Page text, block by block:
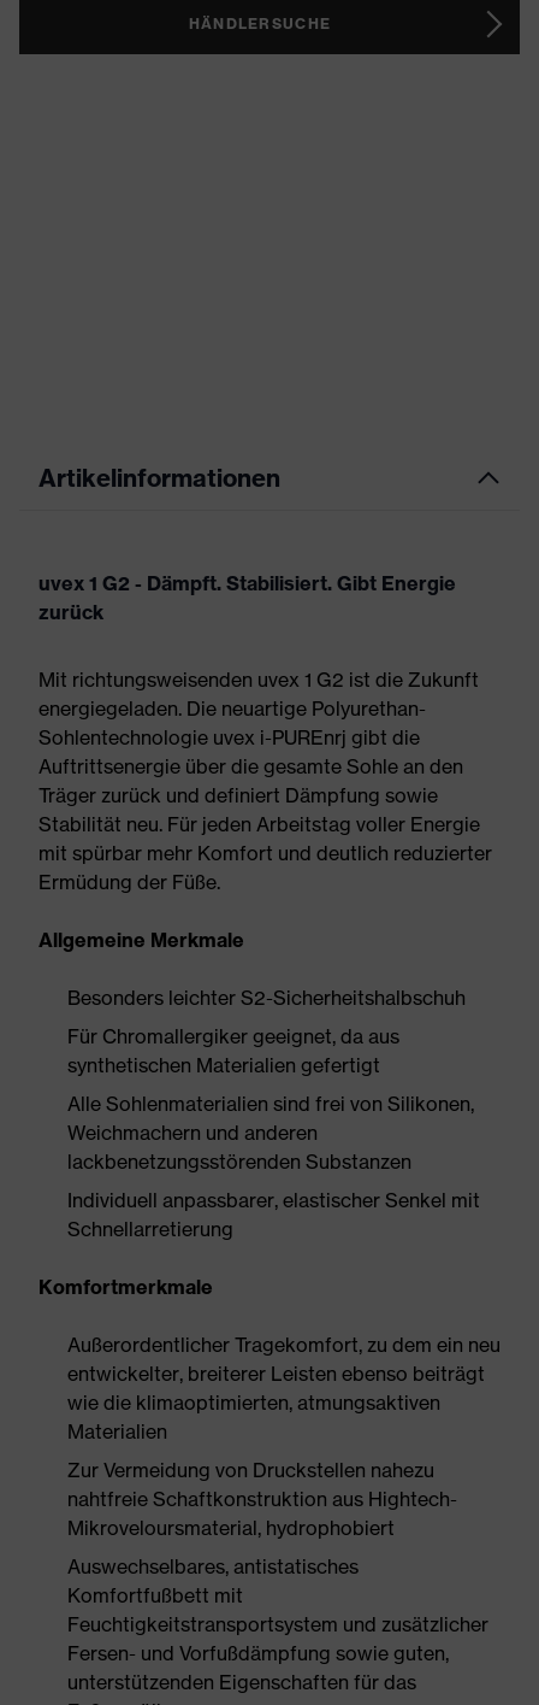
HÄNDLERSUCHE
Artikelinformationen
uvex 1 G2 - Dämpft. Stabilisiert. Gibt Energie
zurück
Mit richtungsweisenden uvex 1 G2 ist die Zukunft
energiegeladen. Die neuartige Polyurethan-
Sohlentechnologie uvex i-PUREnrj gibt die
Auftrittsenergie über die gesamte Sohle an den
Träger zurück und definiert Dämpfung sowie
Stabilität neu. Für jeden Arbeitstag voller Energie
mit spürbar mehr Komfort und deutlich reduzierter
Ermüdung der Füße.
Allgemeine Merkmale
Besonders leichter S2-Sicherheitshalbschuh
Für Chromallergiker geeignet, da aus
synthetischen Materialien gefertigt
Alle Sohlenmaterialien sind frei von Silikonen,
Weichmachern und anderen
lackbenetzungsstörenden Substanzen
Individuell anpassbarer, elastischer Senkel mit
Schnellarretierung
Komfortmerkmale
Außerordentlicher Tragekomfort, zu dem ein neu
entwickelter, breiterer Leisten ebenso beiträgt
wie die klimaoptimierten, atmungsaktiven
Materialien
Zur Vermeidung von Druckstellen nahezu
nahtfreie Schaftkonstruktion aus Hightech-
Mikroveloursmaterial, hydrophobiert
Auswechselbares, antistatisches
Komfortfußbett mit
Feuchtigkeitstransportsystem und zusätzlicher
Fersen- und Vorfußdämpfung sowie guten,
unterstützenden Eigenschaften für das